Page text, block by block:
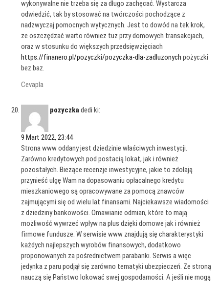
wykonywalne nie trzeba się za długo zachęcać. Wystarcza
odwiedzić, tak by stosować na twórczości pochodzące z
nadzwyczaj pomocnych wytycznych. Jest to dowód na tek krok,
że oszczędzać warto również tuż przy domowych transakcjach,
oraz w stosunku do większych przedsięwzięciach
https://finanero.pl/pozyczki/pozyczka-dla-zadluzonych pożyczki
bez baz.
Cevapla
pozyczkadedi ki:
9 Mart 2022, 23:44
Strona www oddany jest dziedzinie właściwych inwestycji.
Zarówno kredytowych pod postacią lokat, jak i również
pozostałych. Bieżące recenzje inwestycyjne, jakie to zdołają
przynieść ulgę Wam na dopasowaniu opłacalnego kredytu
mieszkaniowego są opracowywane za pomocą znawców
zajmującymi się od wielu lat finansami. Najciekawsze wiadomości
z dziedziny bankowości. Omawianie odmian, które to mają
możliwość wywrzeć wpływ na plus dzięki domowe jak i również
firmowe fundusze. W serwisie www znajdują się charakterystyki
każdych najlepszych wyrobów finansowych, dodatkowo
proponowanych za pośrednictwem parabanki. Serwis a więc
jedynka z paru podjął się zarówno tematyki ubezpieczeń. Ze stroną
nauczą się Państwo lokować swej gospodarności. A jeśli nie mogą